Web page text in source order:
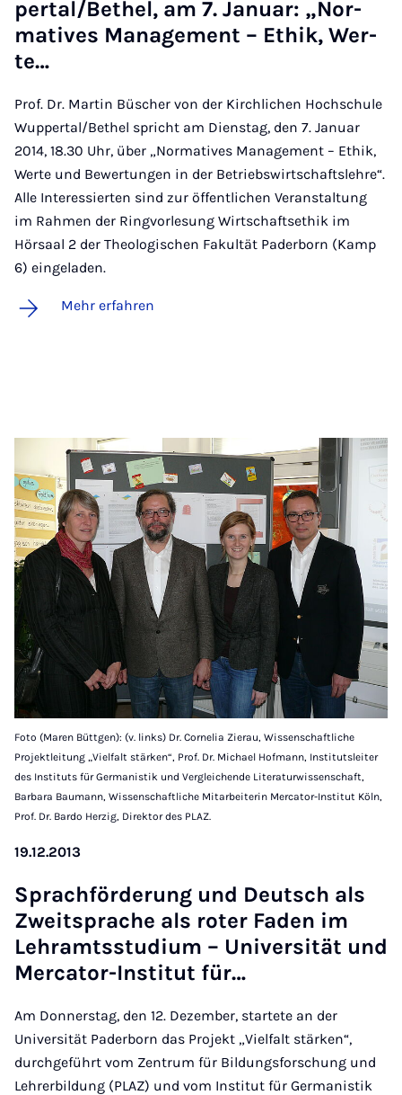
per­tal/Be­thel, am 7. Ja­nu­ar: „Nor­
ma­ti­ves Ma­nage­ment – Ethik, Wer­
te…
Prof. Dr. Martin Büscher von der Kirchlichen Hochschule
Wuppertal/Bethel spricht am Dienstag, den 7. Januar
2014, 18.30 Uhr, über „Normatives Management – Ethik,
Werte und Bewertungen in der Betriebswirtschaftslehre“.
Alle Interessierten sind zur öffentlichen Veranstaltung
im Rahmen der Ringvorlesung Wirtschaftsethik im
Hörsaal 2 der Theologischen Fakultät Paderborn (Kamp
6) eingeladen.
Mehr erfahren
Foto (Maren Büttgen): (v. links) Dr. Cornelia Zierau, Wissenschaftliche
Projektleitung „Vielfalt stärken“, Prof. Dr. Michael Hofmann, Institutsleiter
des Instituts für Germanistik und Vergleichende Literaturwissenschaft,
Barbara Baumann, Wissenschaftliche Mitarbeiterin Mercator-Institut Köln,
Prof. Dr. Bardo Herzig, Direktor des PLAZ.
19.12.2013
Sprach­för­de­rung und Deutsch als
Zweit­spra­che als ro­ter Fa­den im
Lehr­amts­s­tu­di­um – Uni­ver­si­tät und
Mer­ca­tor-In­sti­tut für…
Am Donnerstag, den 12. Dezember, startete an der
Universität Paderborn das Projekt „Vielfalt stärken“,
durchgeführt vom Zentrum für Bildungsforschung und
Lehrerbildung (PLAZ) und vom Institut für Germanistik